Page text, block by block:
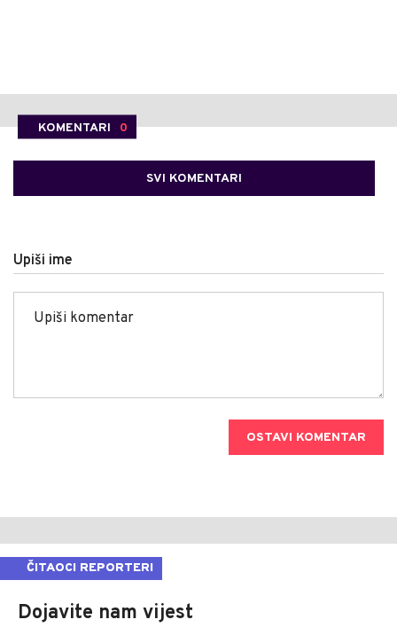
KOMENTARI 0
SVI KOMENTARI
Upiši ime
OSTAVI KOMENTAR
ČITAOCI REPORTERI
Dojavite nam vijest